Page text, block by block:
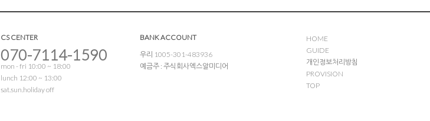
CS CENTER
070-7114-1590
mon - fri 10:00 ~ 18:00
lunch 12:00 ~ 13:00
sat.sun.holiday off
BANK ACCOUNT
우리 1005-301-483936
예금주 : 주식회사엑스알미디어
HOME
GUIDE
개인정보처리방침
PROVISION
TOP